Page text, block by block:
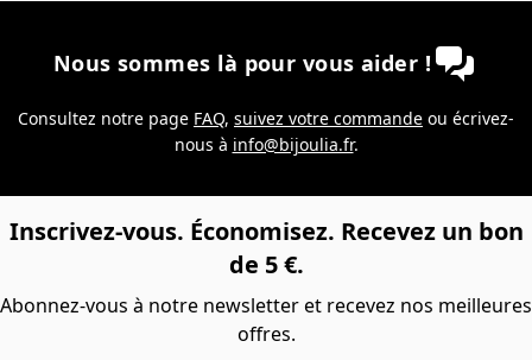
Nous sommes là pour vous aider !
Consultez notre page FAQ, suivez votre commande ou écrivez-
nous à info@bijoulia.fr.
Inscrivez-vous. Économisez. Recevez un bon
de 5 €.
Abonnez-vous à notre newsletter et recevez nos meilleures
offres.